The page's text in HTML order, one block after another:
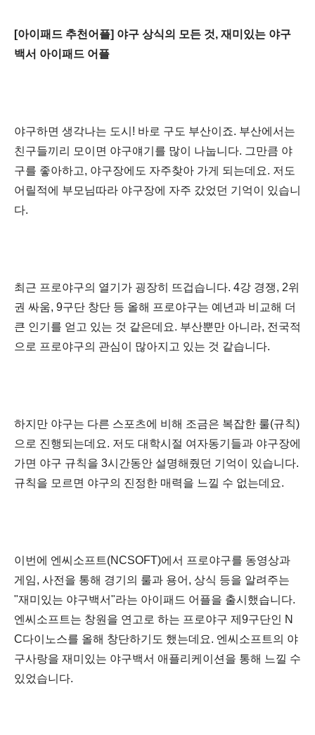
[아이패드 추천어플] 야구 상식의 모든 것, 재미있는 야구
백서 아이패드 어플
야구하면 생각나는 도시! 바로 구도 부산이죠. 부산에서는
친구들끼리 모이면 야구얘기를 많이 나눕니다. 그만큼 야
구를 좋아하고, 야구장에도 자주찾아 가게 되는데요. 저도
어릴적에 부모님따라 야구장에 자주 갔었던 기억이 있습니
다.
최근 프로야구의 열기가 굉장히 뜨겁습니다. 4강 경쟁, 2위
권 싸움, 9구단 창단 등 올해 프로야구는 예년과 비교해 더
큰 인기를 얻고 있는 것 같은데요. 부산뿐만 아니라, 전국적
으로 프로야구의 관심이 많아지고 있는 것 같습니다.
하지만 야구는 다른 스포츠에 비해 조금은 복잡한 룰(규칙)
으로 진행되는데요. 저도 대학시절 여자동기들과 야구장에
가면 야구 규칙을 3시간동안 설명해줬던 기억이 있습니다.
규칙을 모르면 야구의 진정한 매력을 느낄 수 없는데요.
이번에 엔씨소프트(NCSOFT)에서 프로야구를 동영상과
게임, 사전을 통해 경기의 룰과 용어, 상식 등을 알려주는
"재미있는 야구백서"라는 아이패드 어플을 출시했습니다.
엔씨소프트는 창원을 연고로 하는 프로야구 제9구단인 N
C다이노스를 올해 창단하기도 했는데요. 엔씨소프트의 야
구사랑을 재미있는 야구백서 애플리케이션을 통해 느낄 수
있었습니다.